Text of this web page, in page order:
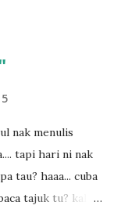
nak menulis
tapi hari ni nak
tau? haaa... cuba
tajuk tu? kalau